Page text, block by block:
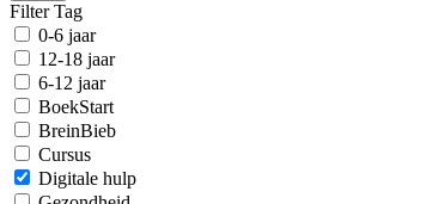
Filter Tag
0-6 jaar
12-18 jaar
6-12 jaar
BoekStart
BreinBieb
Cursus
Digitale hulp